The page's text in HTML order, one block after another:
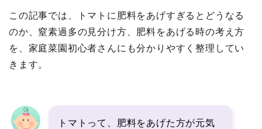
この記事では、トマトに肥料をあげすぎるとどうなる
のか、窒素過多の見分け方、肥料をあげる時の考え方
を、家庭菜園初心者さんにも分かりやすく整理してい
きます。
トマトって、肥料をあげた方が元気